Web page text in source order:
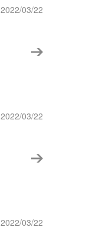
2022/03/22
2022/03/22
2022/03/22